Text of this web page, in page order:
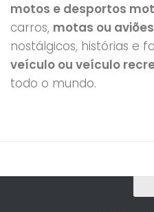
motos e desportos
carros, motas ou aviões
nostálgicos, histórias e
veículo ou veículo
todo o mundo.